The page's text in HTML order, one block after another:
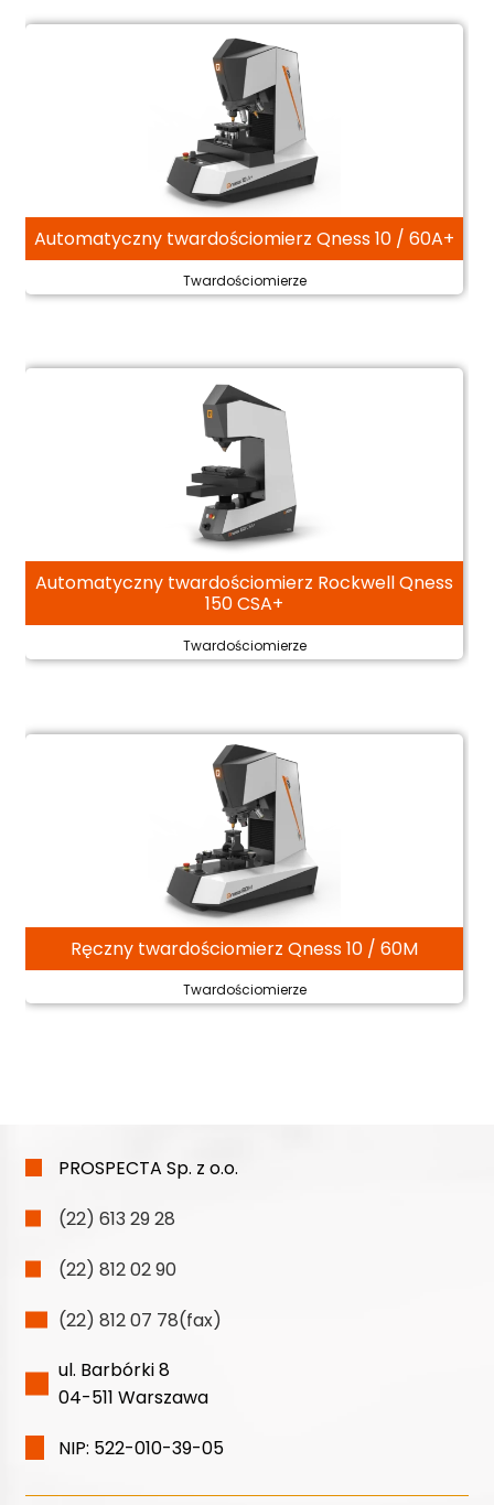
Automatyczny twardościomierz Qness 10 / 60A+
Twardościomierze
Automatyczny twardościomierz Rockwell Qness
150 CSA+
Twardościomierze
Ręczny twardościomierz Qness 10 / 60M
Twardościomierze
PROSPECTA Sp. z o.o.
(22) 613 29 28
(22) 812 02 90
(22) 812 07 78(fax)
ul. Barbórki 8
04-511 Warszawa
NIP: 522-010-39-05